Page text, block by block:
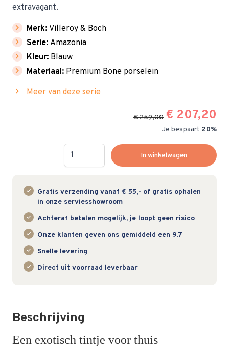
extravagant.
chevron_right Merk: Villeroy & Boch
chevron_right Serie: Amazonia
chevron_right Kleur: Blauw
chevron_right Materiaal: Premium Bone porselein
chevron_right Meer van deze serie
€ 259,00 € 207,20
Je bespaart 20%
Hoeveelheid
In winkelwagen
Gratis verzending vanaf € 55,- of gratis ophalen
in onze serviesshowroom
Achteraf betalen mogelijk, je loopt geen risico
Onze klanten geven ons gemiddeld een 9.7
Snelle levering
Direct uit voorraad leverbaar
Beschrijving
Een exotisch tintje voor thuis